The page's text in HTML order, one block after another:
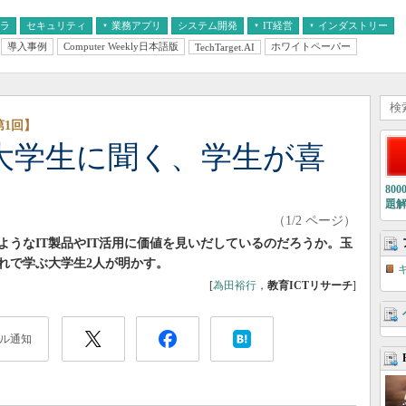
セキュリティ 業務アプリ
AI
システム開発 IT経営
経営とIT
インダストリー
医療IT
導入事例 Computer Weekly日本語版 TechTarget.AI ホワイトペーパー
学生に聞く、学生が喜
回】
（1/2 ページ）
うなIT製品やIT活用に価値を見いだしているのだろうか。玉
学ぶ大学生2人が明かす。
[為田裕行 ， 教育ICTリサーチ]
通知
題